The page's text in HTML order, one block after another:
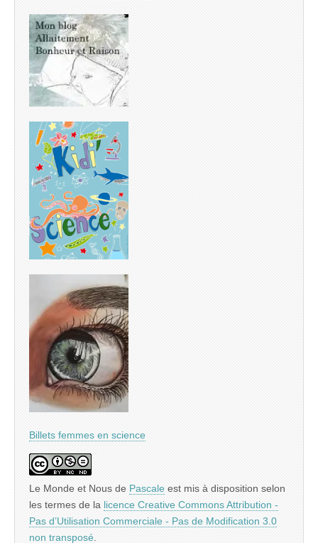
Billets femmes en science
Le Monde et Nous de Pascale est mis à disposition selon
les termes de la licence Creative Commons Attribution -
Pas d’Utilisation Commerciale - Pas de Modification 3.0
non transposé